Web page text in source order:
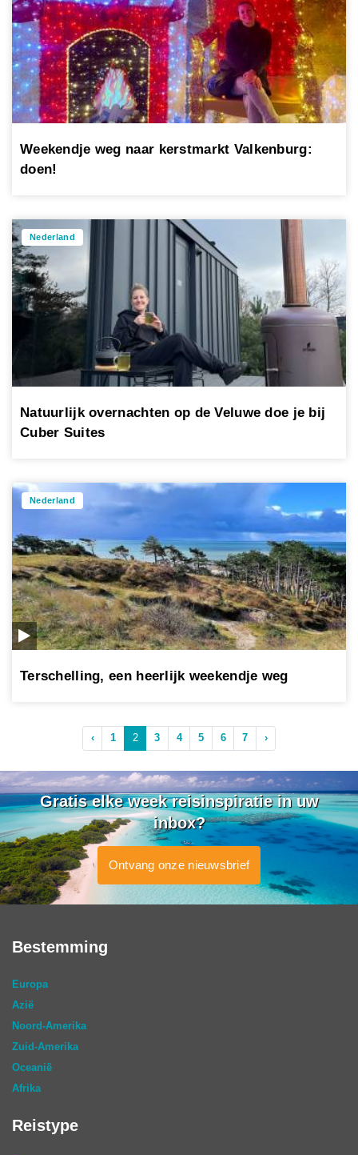
Weekendje weg naar kerstmarkt Valkenburg:
doen!
Nederland
Natuurlijk overnachten op de Veluwe doe je bij
Cuber Suites
Nederland
Terschelling, een heerlijk weekendje weg
‹ 1 2 3 4 5 6 7 ›
Gratis elke week reisinspiratie in uw
inbox?
Ontvang onze nieuwsbrief
Bestemming
Europa
Azië
Noord-Amerika
Zuid-Amerika
Oceanië
Afrika
Reistype